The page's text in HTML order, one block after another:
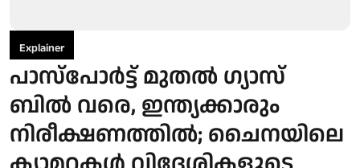
Explainer
പാസ്പോര്‍ട്ട് മുതല്‍ ഗ്യാസ്
ബില്‍ വരെ, ഇന്ത്യക്കാരും
നിരീക്ഷണത്തില്‍; ചൈനയിലെ